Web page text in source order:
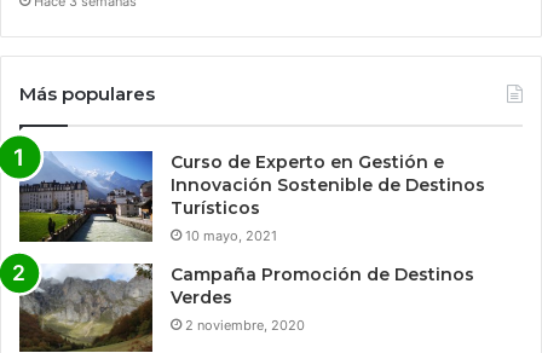
Más populares
Curso de Experto en Gestión e
Innovación Sostenible de Destinos
Turísticos
10 mayo, 2021
Campaña Promoción de Destinos
Verdes
2 noviembre, 2020